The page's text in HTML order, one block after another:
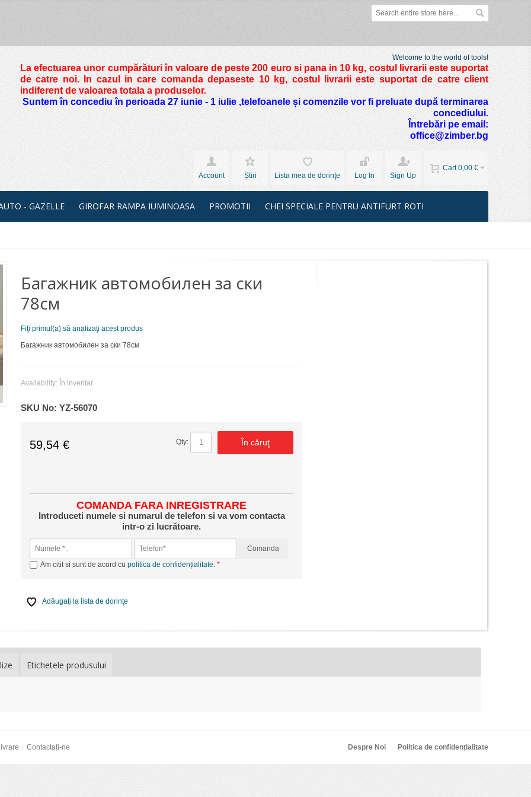
Welcome to the world of tools!
La efectuarea unor cumpărături în valoare de peste 200 euro si pana in 10 kg, costul livrarii este suportat
de catre noi. In cazul in care comanda depaseste 10 kg, costul livrarii este suportat de catre client
indiferent de valoarea totala a produselor.
Suntem în concediu în perioada 27 iunie - 1 iulie ,telefoanele și comenzile vor fi preluate după terminarea
concediului.
Întrebări pe email:
office@zimber.bg
Cart 0,00 €
Account
Știri Lista mea de dorinţe Log In Sign Up
- GAZELLE GIROFAR RAMPA IUMINOASA PROMOTII CHEI SPECIALE PENTRU ANTIFURT ROTI
Багажник автомобилен за ски
78см
Fiţi primul(a) să analizaţi acest produs
Багажник автомобилен за ски 78см
Availability: În inventar
SKU No:YZ-56070
59,54 € Qty: În căruţ
COMANDA FARA INREGISTRARE
Introduceti numele si numarul de telefon si va vom contacta
intr-o zi lucrătoare.
Comanda
Am citit si sunt de acord cupolitica de confidențialitate.
Adăugaţi la lista de dorinţe
Etichetele produsului
Contactați-ne Despre Noi Politica de confidențialitate